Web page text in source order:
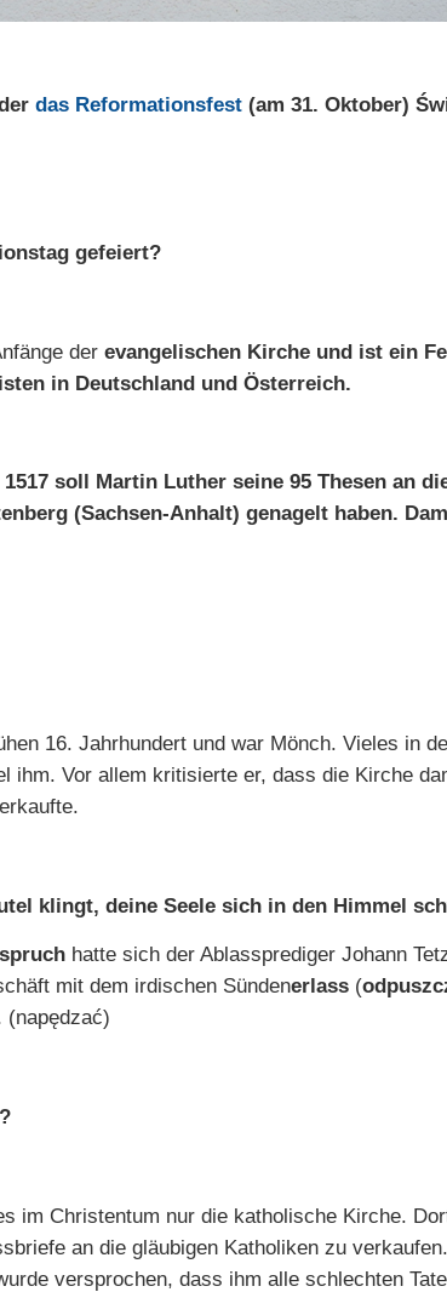
das Reformationsfest (am 31. Oktober)
gefeiert?
der evangelischen Kirche und ist ein
in Deutschland und Österreich.
soll Martin Luther seine 95 Thesen an
(Sachsen-Anhalt) genagelt haben.
16. Jahrhundert und war Mönch. Vieles in
ihm. Vor allem kritisierte er, dass die Kirche
klingt, deine Seele sich in den Himmel
hatte sich der Ablassprediger Johann
mit dem irdischen Sündenerlass (
(napędzać)
im Christentum nur die katholische Kirche.
an die gläubigen Katholiken zu
versprochen, dass ihm alle schlechten